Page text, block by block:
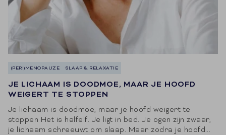
(PERI)MENOPAUZE SLAAP & RELAXATIE
JE LICHAAM IS DOODMOE, MAAR JE HOOFD
WEIGERT TE STOPPEN
Je lichaam is doodmoe, maar je hoofd weigert te
stoppen Het is halfelf. Je ligt in bed. Je ogen zijn zwaar,
je lichaam schreeuwt om slaap. Maar zodra je hoofd...